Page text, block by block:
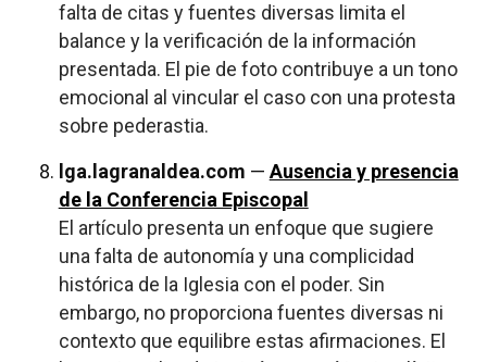
falta de citas y fuentes diversas limita el
balance y la verificación de la información
presentada. El pie de foto contribuye a un tono
emocional al vincular el caso con una protesta
sobre pederastia.
lga.lagranaldea.com — Ausencia y presencia
de la Conferencia Episcopal
El artículo presenta un enfoque que sugiere
una falta de autonomía y una complicidad
histórica de la Iglesia con el poder. Sin
embargo, no proporciona fuentes diversas ni
contexto que equilibre estas afirmaciones. El